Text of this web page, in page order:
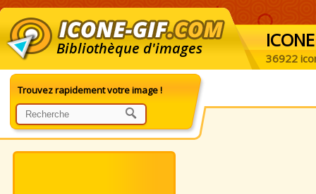
Bibliothèque d'images ICONE
36922
Trouvez rapidement votre image !